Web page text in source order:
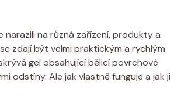
na různá zařízení, produkty a
zdají být velmi praktickým a rychlým
gel obsahující bělicí povrchové
odstíny. Ale jak vlastně funguje a jak ji